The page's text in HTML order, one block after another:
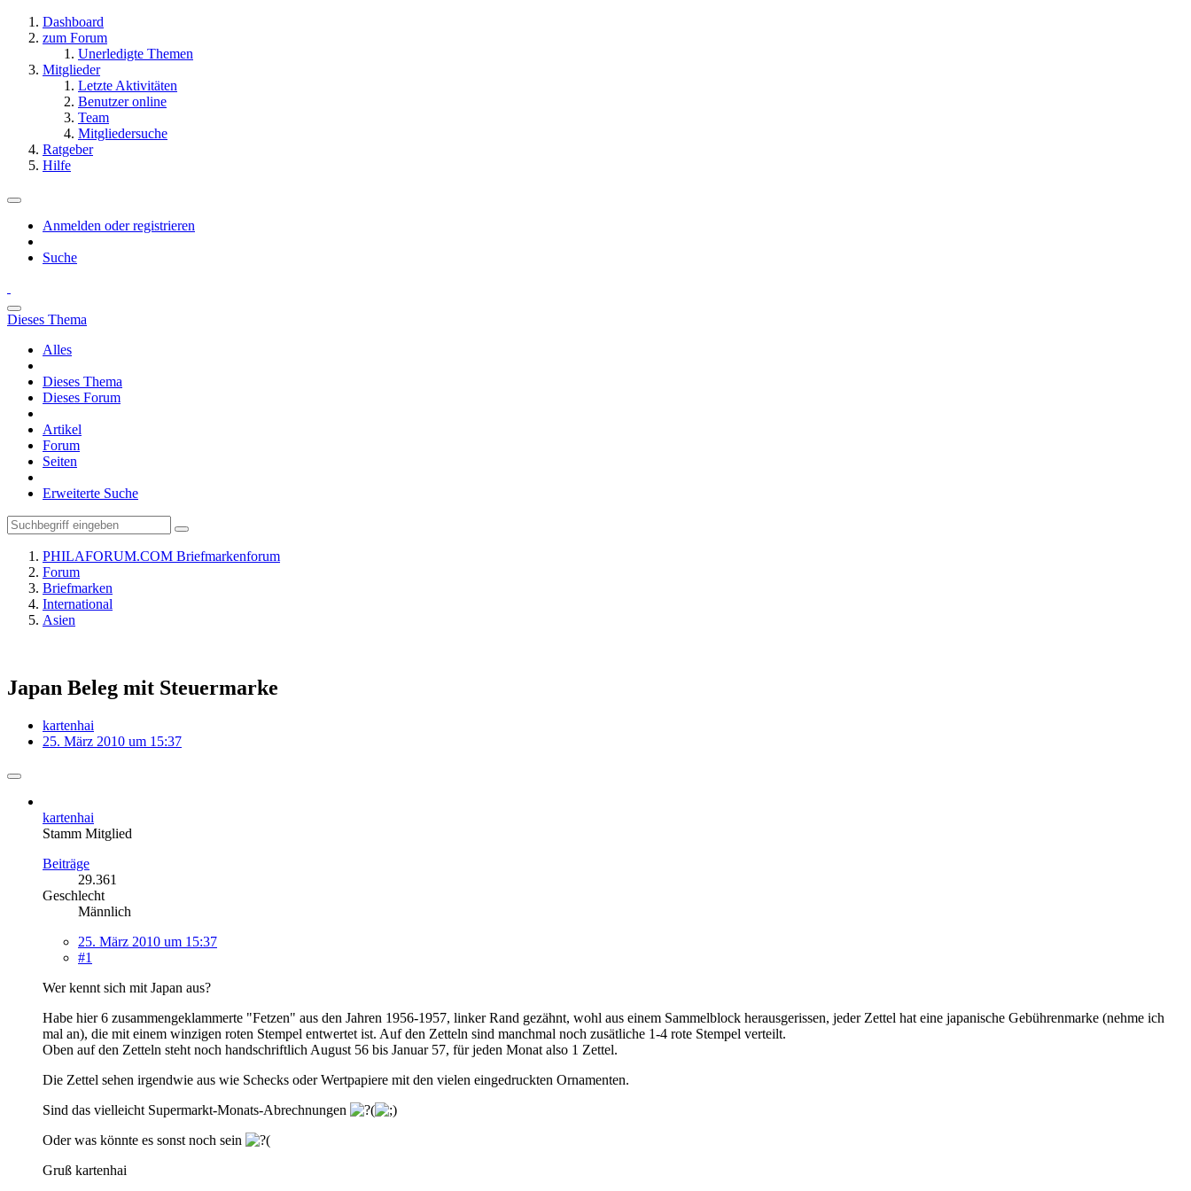
Dashboard
zum Forum
Unerledigte Themen
Mitglieder
Letzte Aktivitäten
Benutzer online
Team
Mitgliedersuche
Ratgeber
Hilfe
Anmelden oder registrieren
Suche
Dieses Thema
Alles
Dieses Thema
Dieses Forum
Artikel
Forum
Seiten
Erweiterte Suche
PHILAFORUM.COM Briefmarkenforum
Forum
Briefmarken
International
Asien
Japan Beleg mit Steuermarke
kartenhai
25. März 2010 um 15:37
kartenhai
Stamm Mitglied
Beiträge
29.361
Geschlecht
Männlich
25. März 2010 um 15:37
#1
Wer kennt sich mit Japan aus?
Habe hier 6 zusammengeklammerte "Fetzen" aus den Jahren 1956-1957, linker Rand gezähnt, wohl aus einem Sammelblock herausgerissen, jeder Zettel hat eine japanische Gebührenmarke (nehme ich
mal an), die mit einem winzigen roten Stempel entwertet ist. Auf den Zetteln sind manchmal noch zusätliche 1-4 rote Stempel verteilt.
Oben auf den Zetteln steht noch handschriftlich August 56 bis Januar 57, für jeden Monat also 1 Zettel.
Die Zettel sehen irgendwie aus wie Schecks oder Wertpapiere mit den vielen eingedruckten Ornamenten.
Sind das vielleicht Supermarkt-Monats-Abrechnungen
Oder was könnte es sonst noch sein
Gruß kartenhai